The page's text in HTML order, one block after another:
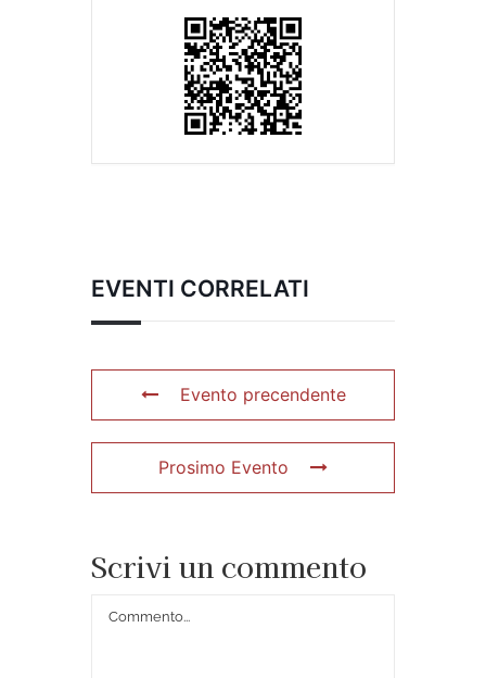
EVENTI CORRELATI
Evento precendente
Prosimo Evento
Scrivi un commento
Commento